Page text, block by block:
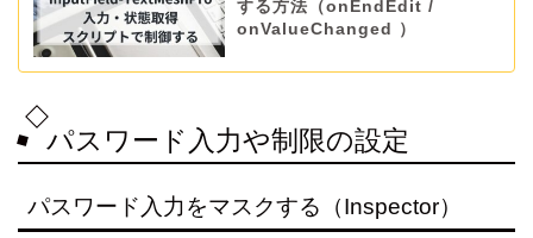
する方法（onEndEdit /
onValueChanged ）
パスワード入力や制限の設定
パスワード入力をマスクする（Inspector）